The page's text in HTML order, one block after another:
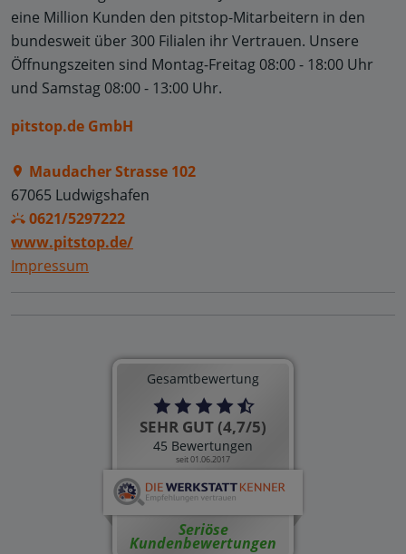
eine Million Kunden den pitstop-Mitarbeitern in den
bundesweit über 300 Filialen ihr Vertrauen. Unsere
Öffnungszeiten sind Montag-Freitag 08:00 - 18:00 Uhr
und Samstag 08:00 - 13:00 Uhr.
pitstop.de GmbH
Maudacher Strasse 102
67065 Ludwigshafen
0621/5297222
www.pitstop.de/
Impressum
Gesamtbewertung
SEHR GUT (4,7/5)
45 Bewertungen
seit 01.06.2017
Seriöse
Kundenbewertungen